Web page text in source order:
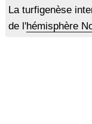
La turfigenèse
de l'hémisphère